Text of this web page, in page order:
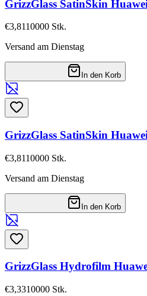
GrizzGlass SatinSkin
€3,8110000 Stk.
Versand am Dienstag
In den Korb
GrizzGlass SatinSkin
€3,8110000 Stk.
Versand am Dienstag
In den Korb
GrizzGlass Hydrofilm
€3,3310000 Stk.